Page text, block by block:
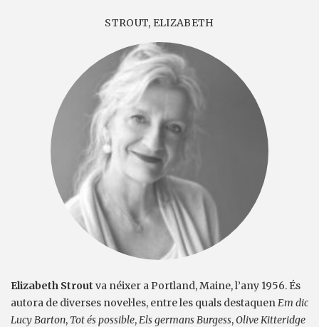
STROUT, ELIZABETH
Elizabeth Strout va néixer a Portland, Maine, l’any 1956. És
autora de diverses novel·les, entre les quals destaquenEm dic
Lucy Barton, Tot és possible,Els germans Burgess,Olive Kitteridge